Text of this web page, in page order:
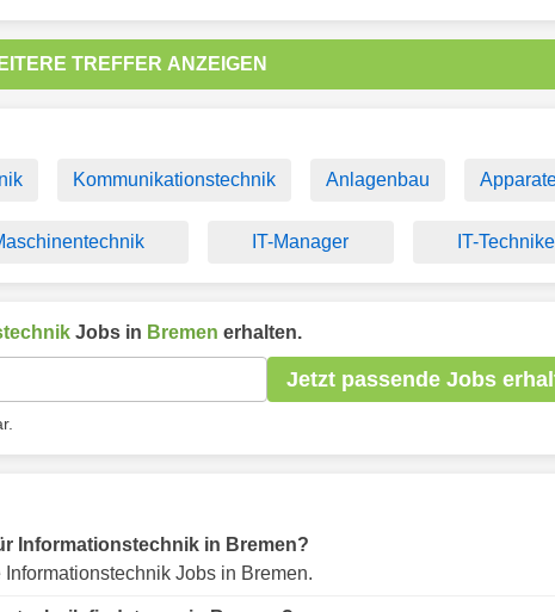
TREFFER ANZEIGEN
Kommunikationstechnik Anlagenbau
IT-Manager IT-
Jobs in Bremen erhalten.
Jetzt passende Jobs
Informationstechnik in Bremen?
Informationstechnik Jobs in Bremen.